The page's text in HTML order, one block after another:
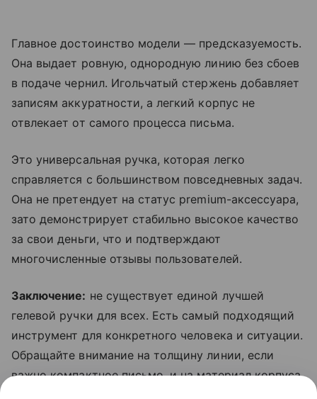
Главное достоинство модели — предсказуемость.
Она выдает ровную, однородную линию без сбоев
в подаче чернил. Игольчатый стержень добавляет
записям аккуратности, а легкий корпус не
отвлекает от самого процесса письма.
Это универсальная ручка, которая легко
справляется с большинством повседневных задач.
Она не претендует на статус premium-аксессуара,
зато демонстрирует стабильно высокое качество
за свои деньги, что и подтверждают
многочисленные отзывы пользователей.
Заключение: не существует единой лучшей
гелевой ручки для всех. Есть самый подходящий
инструмент для конкретного человека и ситуации.
Обращайте внимание на толщину линии, если
важно компактное письмо, и на материал корпуса,